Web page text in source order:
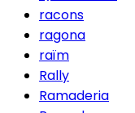
racons
ragona
raïm
Rally
Ramaderia